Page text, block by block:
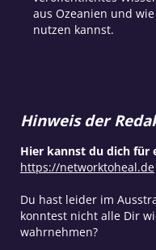
aus Ozeanien und
nutzen kannst.
Hinweis der
Hier kannst du dich für
https://networktoheal.de
Du hast leider im
konntest nicht alle Dir
wahrnehmen?